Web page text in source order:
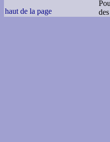
haut de la page